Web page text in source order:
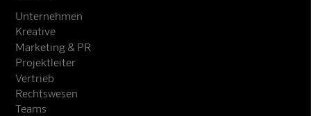
Unternehmen
Kreative
Marketing & PR
Projektleiter
Vertrieb
Rechtswesen
Teams